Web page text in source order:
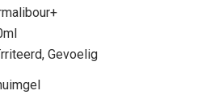
Gevoelig